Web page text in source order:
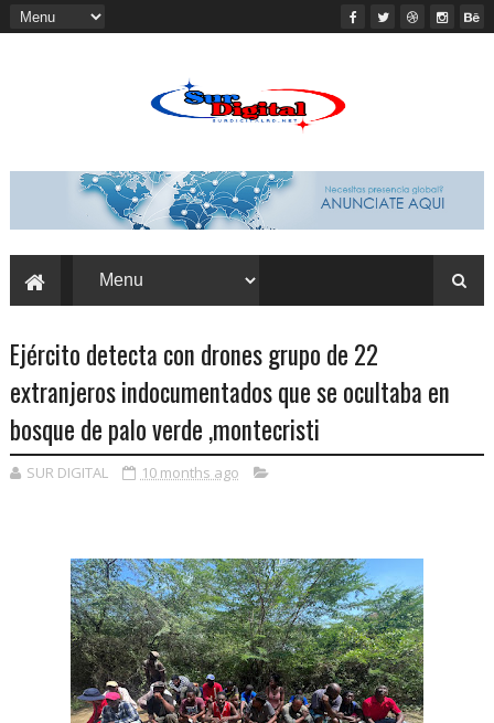
Ejército detecta con drones grupo de 22
extranjeros indocumentados que se ocultaba en
bosque de palo verde ,montecristi
SUR DIGITAL 10 months ago